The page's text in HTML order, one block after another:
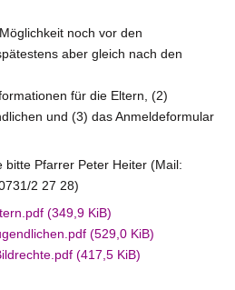
noch vor den
aber gleich nach den
für die Eltern, (2)
und (3) das Anmeldeformular
bitte Pfarrer Peter Heiter (Mail:
2 27 28)
(349,9 KiB)
(529,0 KiB)
(417,5 KiB)